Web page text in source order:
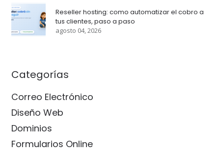
Reseller hosting: como automatizar el cobro a
tus clientes, paso a paso
agosto 04, 2026
Categorías
Correo Electrónico
Diseño Web
Dominios
Formularios Online